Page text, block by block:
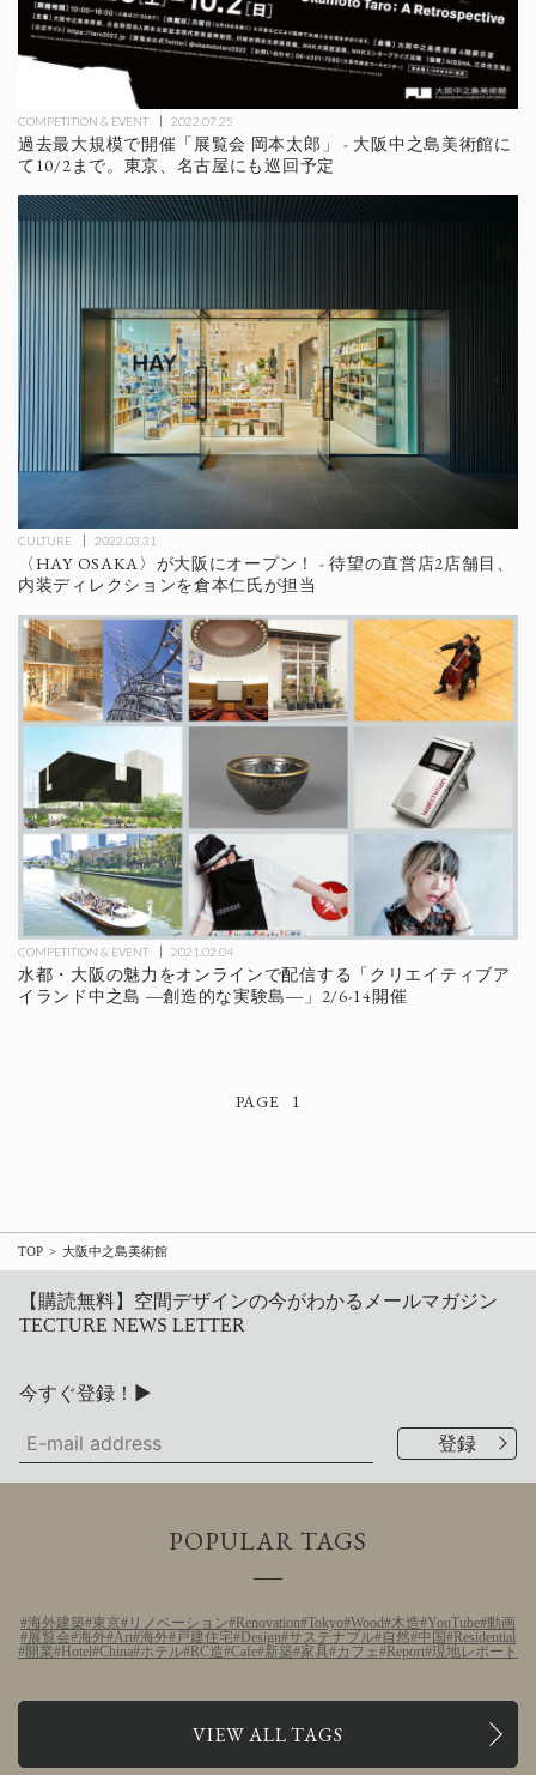
COMPETITION & EVENT 2022.07.25
過去最大規模で開催「展覧会 岡本太郎」 - 大阪中之島美術館に
て10/2まで。東京、名古屋にも巡回予定
CULTURE 2022.03.31
〈HAY OSAKA〉が大阪にオープン！ - 待望の直営店2店舗目、
内装ディレクションを倉本仁氏が担当
COMPETITION & EVENT 2021.02.04
水都・大阪の魅力をオンラインで配信する「クリエイティブア
イランド中之島 ―創造的な実験島―」2/6-14開催
1
TOP 大阪中之島美術館
【購読無料】空間デザインの今がわかるメールマガジン
TECTURE NEWS LETTER
今すぐ登録！▶
POPULAR TAGS
海外建築 東京 リノベーション Renovation Tokyo Wood 木造 YouTube 動画
展覧会 海外 Art 海外 戸建住宅 Design サステナブル 自然 中国 Residential
開業 Hotel China ホテル RC造 Cafe 新築 家具 カフェ Report 現地レポート
VIEW ALL TAGS